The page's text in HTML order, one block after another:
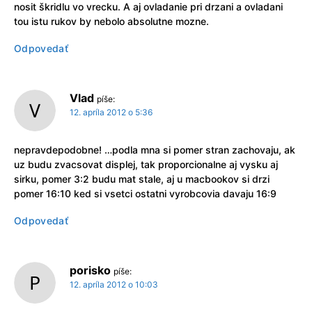
nosit škridlu vo vrecku. A aj ovladanie pri drzani a ovladani
tou istu rukov by nebolo absolutne mozne.
Odpovedať
Vlad píše:
12. apríla 2012 o 5:36
nepravdepodobne! …podla mna si pomer stran zachovaju, ak
uz budu zvacsovat displej, tak proporcionalne aj vysku aj
sirku, pomer 3:2 budu mat stale, aj u macbookov si drzi
pomer 16:10 ked si vsetci ostatni vyrobcovia davaju 16:9
Odpovedať
porisko píše:
12. apríla 2012 o 10:03